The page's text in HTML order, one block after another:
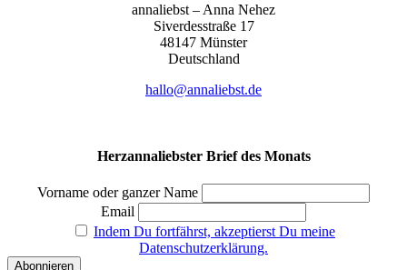
anna­liebst – Anna Nehez
Sive­r­des­stra­ße 17
48147 Müns­ter
Deutsch­land
hallo@annaliebst.de
Herzannaliebster Brief des Monats
Vorname oder ganzer Name
Email
Indem Du fortfährst, akzeptierst Du meine
Datenschutzerklärung.